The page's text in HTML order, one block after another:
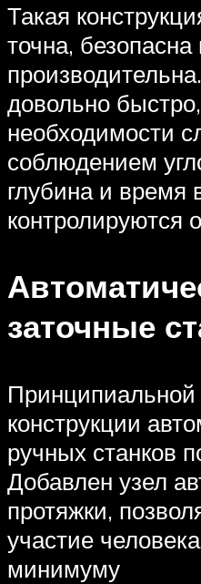
Такая
точна, безопасна
довольно
необходимости
соблюдением
глубина и время
контролируются
заточные
конструкции
ручных станков
Добавлен узел
протяжки,
участие
минимуму